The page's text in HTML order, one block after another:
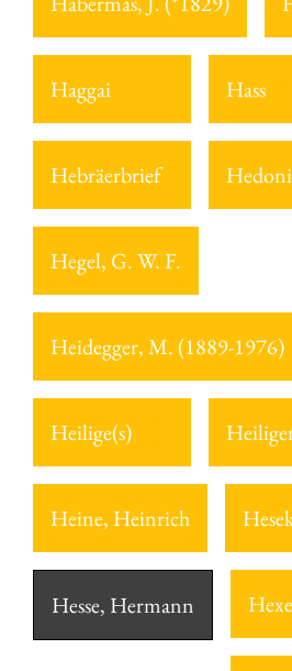
Haggai Hass
Hebräerbrief
Hegel, G. W. F.
Heidegger, M. (1889-1976)
Heilige(s)
Heine, Heinrich
Hesse, Hermann